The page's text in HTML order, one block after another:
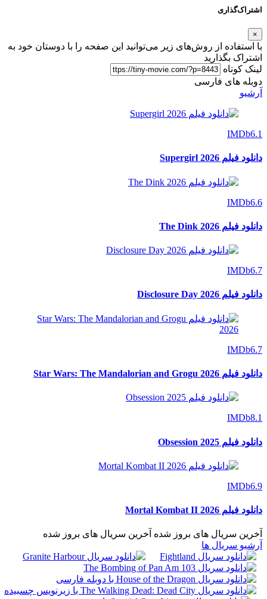
اشتراک‌گذاری
×
با استفاده از روش‌های زیر می‌توانید این صفحه را با دوستان خود به
اشتراک بگذارید
لینک کوتاه
دوبله های فارسی
آرشیو
IMDb6.1
دانلود فیلم Supergirl 2026
IMDb6.6
دانلود فیلم The Dink 2026
IMDb6.7
دانلود فیلم Disclosure Day 2026
IMDb6.7
دانلود فیلم Star Wars: The Mandalorian and Grogu 2026
IMDb8.1
دانلود فیلم Obsession 2025
IMDb6.9
دانلود فیلم Mortal Kombat II 2026
آخرین سریال های بروز شده آخرین سریال های بروز شده
آرشیو سریال ها